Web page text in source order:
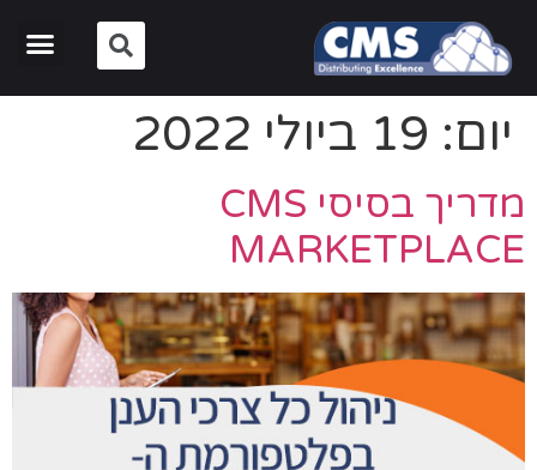
יום: 19 ביולי 2022
מדריך בסיסי CMS
MARKETPLACE